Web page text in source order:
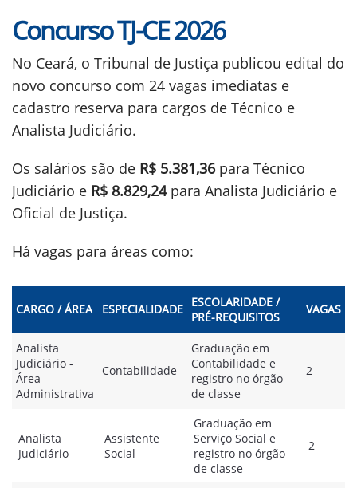
Concurso TJ-CE 2026
No Ceará, o Tribunal de Justiça publicou edital do
novo concurso com 24 vagas imediatas e
cadastro reserva para cargos de Técnico e
Analista Judiciário.
Os salários são de R$ 5.381,36 para Técnico
Judiciário e R$ 8.829,24para Analista Judiciário e
Oficial de Justiça.
Há vagas para áreas como:
CARGO / ÁREA ESPECIALIDADE ESCOLARIDADE /
PRÉ-REQUISITOS
VAGAS
Analista
Judiciário -
Área
Administrativa
Contabilidade
Graduação em
Contabilidade e
registro no órgão
de classe
2
Analista
Judiciário
Assistente
Social
Graduação em
Serviço Social e
registro no órgão
de classe
2